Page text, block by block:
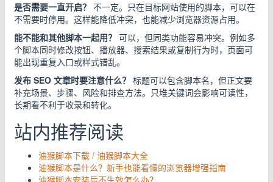
是否需要一直开启？ 不一定。只在目标网站使用的脚本，可以在
不需要时停用。这样能降低冲突，也能减少浏览器资源占用。
能不能和其他脚本一起用？ 可以，但同类功能容易冲突。例如多
个脚本同时修改按钮、播放器、搜索结果或复制行为时，页面可
能出现重复入口或样式错乱。
发布 SEO 文章时要注意什么？ 标题可以包含脚本名，但正文要
补充场景、步骤、风险和排查方法。只堆关键词会影响可读性，
长期看不利于收录和转化。
站内推荐阅读
油猴脚本下载 / 油猴脚本大全
油猴脚本是什么？新手也能看懂的浏览器增强指南